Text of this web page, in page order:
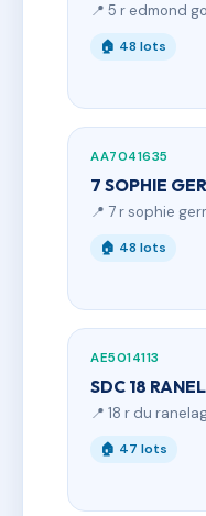
📍 5 r edmond
🏠 48 lots
AA7041635
7 SOPHIE
📍 7 r sophie
🏠 48 lots
AE5014113
SDC 18
📍 18 r du
🏠 47 lots